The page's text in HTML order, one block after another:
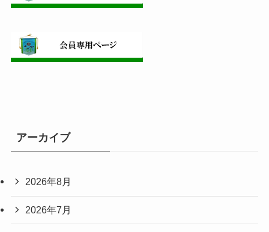
アーカイブ
2026年8月
2026年7月